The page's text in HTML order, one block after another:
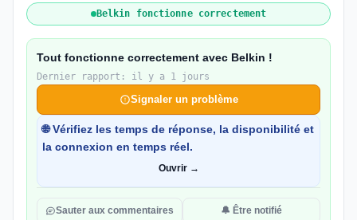
Belkin fonctionne correctement
Tout fonctionne correctement avec Belkin !
Dernier rapport: il y a 1 jours
Signaler un problème
🌐 Vérifiez les temps de réponse, la disponibilité et
la connexion en temps réel.
Ouvrir →
Sauter aux commentaires 🔔 Être notifié